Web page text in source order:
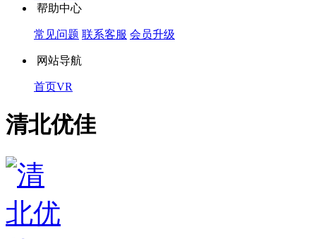
帮助中心
常见问题 联系客服 会员升级
网站导航
首页VR
清北优佳